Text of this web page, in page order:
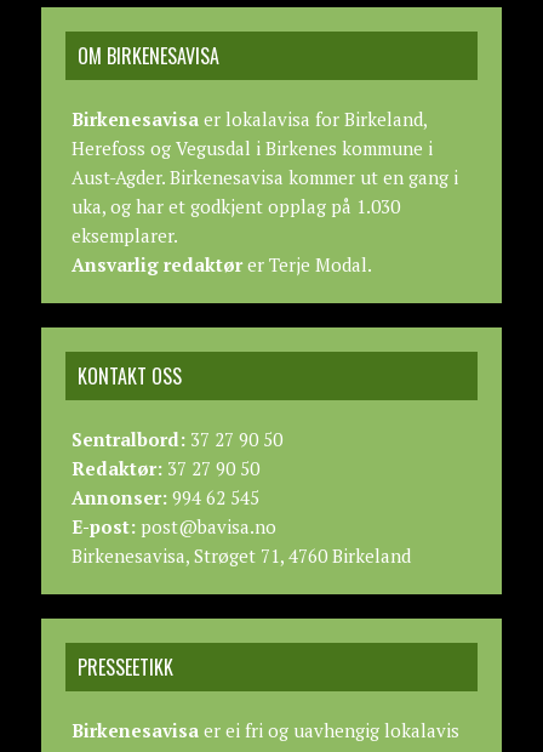
OM BIRKENESAVISA
Birkenesavisaer lokalavisa for Birkeland,
Herefoss og Vegusdal i Birkenes kommune i
Aust-Agder. Birkenesavisa kommer ut en gang i
uka, og har et godkjent opplag på 1.030
eksemplarer.
Ansvarlig redaktører Terje Modal.
KONTAKT OSS
Sentralbord:37 27 90 50
Redaktør:37 27 90 50
Annonser:994 62 545
E-post:post@bavisa.no
Birkenesavisa, Strøget 71, 4760 Birkeland
PRESSEETIKK
Birkenesavisaer ei fri og uavhengig lokalavis